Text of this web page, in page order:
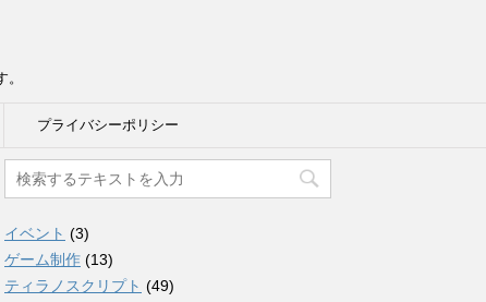
プライバシーポリシー
イベント (3)
ゲーム制作 (13)
ティラノスクリプト (49)